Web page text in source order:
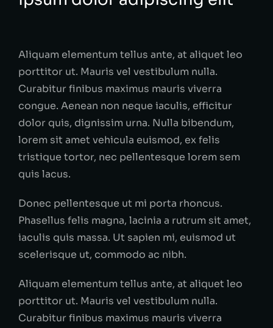
Aliquam elementum tellus ante, at aliquet leo
porttitor ut. Mauris vel vestibulum nulla.
Curabitur finibus maximus mauris viverra
congue. Aenean non neque iaculis, efficitur
dolor quis, dignissim urna. Nulla bibendum,
lorem sit amet vehicula euismod, ex felis
tristique tortor, nec pellentesque lorem sem
quis lacus.
Donec pellentesque ut mi porta rhoncus.
Phasellus felis magna, lacinia a rutrum sit amet,
iaculis quis massa. Ut sapien mi, euismod ut
scelerisque ut, commodo ac nibh.
Aliquam elementum tellus ante, at aliquet leo
porttitor ut. Mauris vel vestibulum nulla.
Curabitur finibus maximus mauris viverra